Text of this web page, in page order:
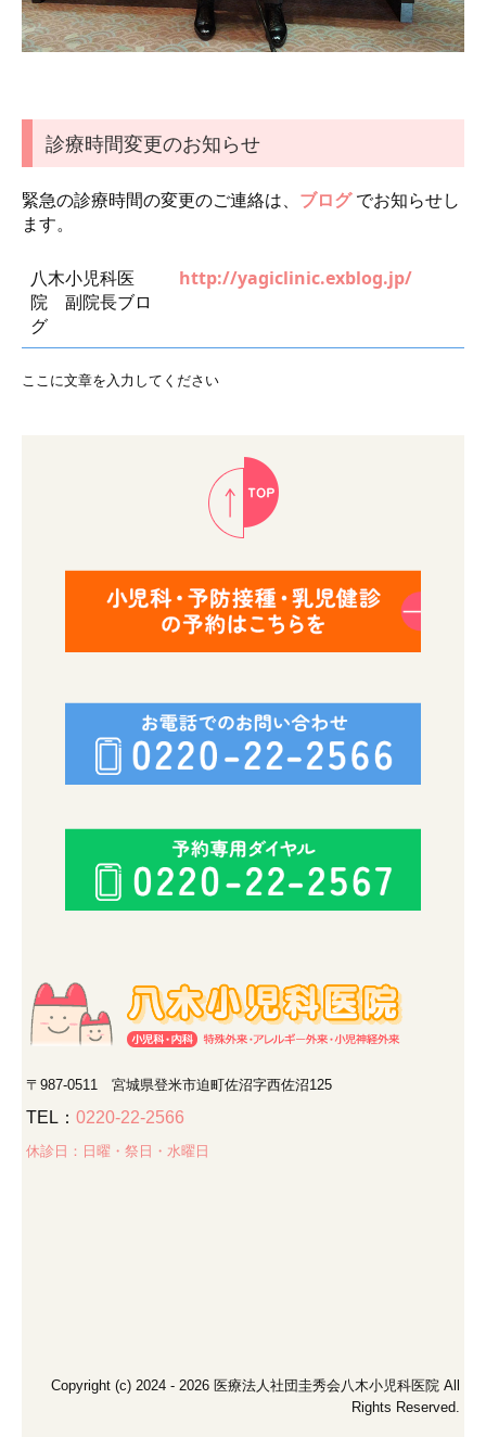
診療時間変更のお知らせ
緊急の診療時間の変更のご連絡は、 ブログ でお知らせし
ます。
八木小児科医
院 副院長ブロ
グ
http://yagiclinic.exblog.jp/
ここに文章を入力してください
〒987-0511宮城県登米市迫町佐沼字西佐沼125
TEL：0220-22-2566
休診日：日曜・祭日・水曜日
Copyright (c) 2024 - 2026 医療法人社団圭秀会八木小児科医院 All
Rights Reserved.